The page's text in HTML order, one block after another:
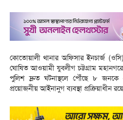
কোতোয়ালী থানার অফিসার ইনচার্জ
ঘোষিত আওয়ামী যুবলীগ চট্টগ্রাম
পুলিশ দ্রুত ঘটনাস্থলে পৌঁছে ৮ জনকে
প্রয়োজনীয় আইনানুগ ব্যবস্থা প্রক্রিয়াধীন